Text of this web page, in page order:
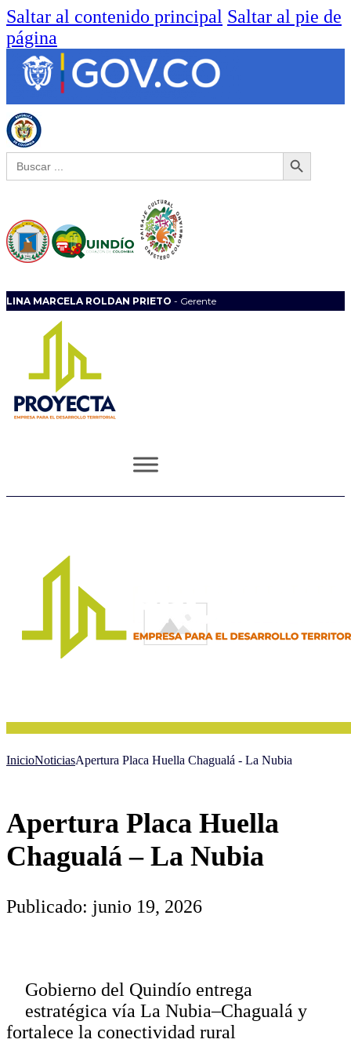
Saltar al contenido principal Saltar al pie de
página
Buscar: Botón de búsqueda
LINA MARCELA ROLDAN PRIETO - Gerente
InicioNoticiasApertura Placa Huella Chagualá - La Nubia
Apertura Placa Huella
Chagualá – La Nubia
Publicado: junio 19, 2026
Gobierno del Quindío entrega
estratégica vía La Nubia–Chagualá y
fortalece la conectividad rural